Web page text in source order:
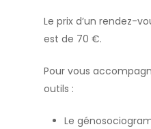
Le prix d’un rendez-
est de 70 €.
Pour vous
outils :
Le